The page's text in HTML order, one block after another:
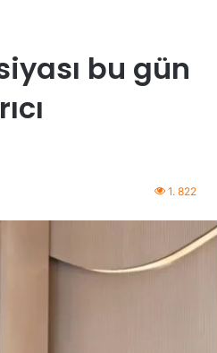
bu gün
1. 822